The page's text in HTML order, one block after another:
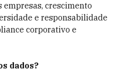
empresas, crescimento
e responsabilidade
corporativo e
dados?